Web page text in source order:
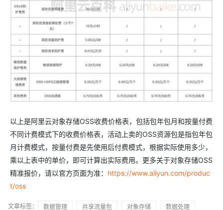
以上是阿里云对象存储OSS收费价格表，包括包年包月和按量付费
不同计费模式下的收费价格表，活动上卖的OSS资源包是指包年包
月计费模式，按量付费是先使用后付费模式，根据实际使用多少，
乘以上表中的单价，即可计算出实际费用。更多关于对象存储OSS
精准报价，请以官方页面为准： https://www.aliyun.com/produc
t/oss
文章标签： 数据管理 共享流量包 对象存储
数据处理